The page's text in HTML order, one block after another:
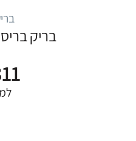
בריק